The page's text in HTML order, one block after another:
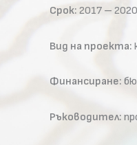
Срок: 2017 –
Вид на проекта:
Финансиране:
Ръководител: